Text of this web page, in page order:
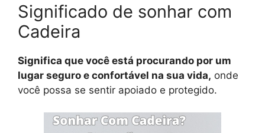
Significado de sonhar com
Cadeira
Significa que você está procurando por um
lugar seguro e confortável na sua vida, onde
você possa se sentir apoiado e protegido.